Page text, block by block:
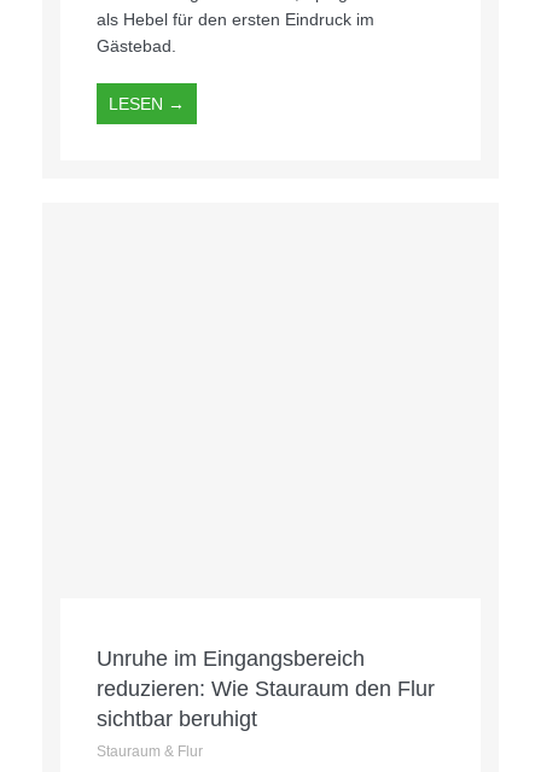
als Hebel für den ersten Eindruck im
Gästebad.
LESEN →
Unruhe im Eingangsbereich
reduzieren: Wie Stauraum den Flur
sichtbar beruhigt
Stauraum & Flur